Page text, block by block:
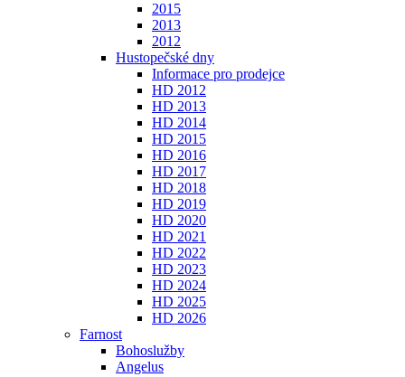
2015
2013
2012
Hustopečské dny
Informace pro prodejce
HD 2012
HD 2013
HD 2014
HD 2015
HD 2016
HD 2017
HD 2018
HD 2019
HD 2020
HD 2021
HD 2022
HD 2023
HD 2024
HD 2025
HD 2026
Farnost
Bohoslužby
Angelus